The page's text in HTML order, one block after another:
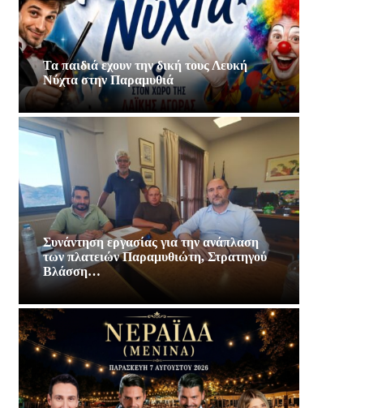
Τα παιδιά εχουν την δική τους Λευκή
Νύχτα στην Παραμυθιά
Συνάντηση εργασίας για την ανάπλαση
των πλατειών Παραμυθιώτη, Στρατηγού
Βλάσση…